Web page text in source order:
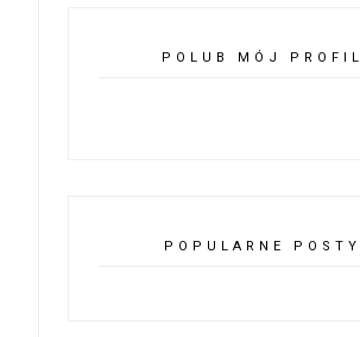
POLUB MÓJ PROFIL
POPULARNE POSTY